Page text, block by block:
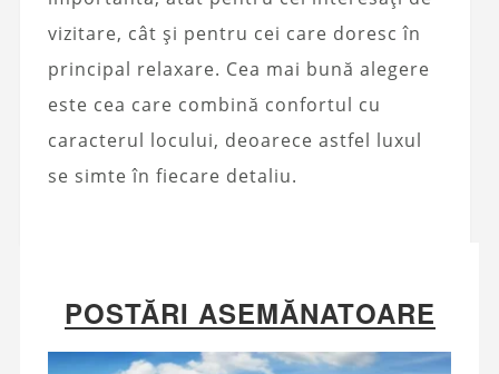
vizitare, cât și pentru cei care doresc în
principal relaxare. Cea mai bună alegere
este cea care combină confortul cu
caracterul locului, deoarece astfel luxul
se simte în fiecare detaliu.
POSTĂRI ASEMĂNATOARE